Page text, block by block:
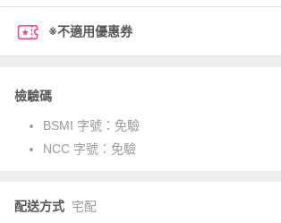
※不適用優惠券
檢驗碼
BSMI 字號： 免驗
NCC 字號： 免驗
配送方式 宅配